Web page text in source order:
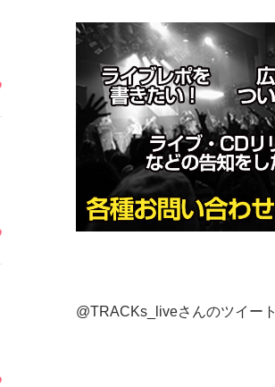
@TRACKs_liveさんのツイート